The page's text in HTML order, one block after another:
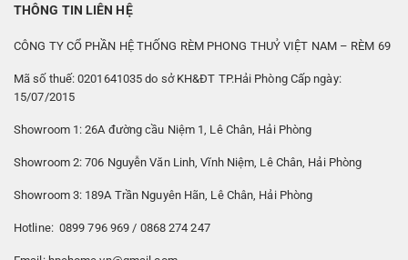
THÔNG TIN LIÊN HỆ
CÔNG TY CỔ PHẦN HỆ THỐNG RÈM PHONG THUỶ VIỆT NAM – RÈM 69
Mã số thuế: 0201641035 do sở KH&ĐT TP.Hải Phòng Cấp ngày:
15/07/2015
Showroom 1: 26A đường cầu Niệm 1, Lê Chân, Hải Phòng
Showroom 2: 706 Nguyễn Văn Linh, Vĩnh Niệm, Lê Chân, Hải Phòng
Showroom 3: 189A Trần Nguyên Hãn, Lê Chân, Hải Phòng
Hotline: 0899 796 969 / 0868 274 247